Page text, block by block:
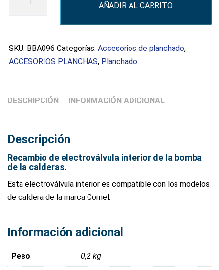
interior
Comel
cantidad
AÑADIR AL CARRITO
SKU: BBA096 Categorías: Accesorios de planchado,
ACCESORIOS PLANCHAS, Planchado
DESCRIPCIÓN INFORMACIÓN ADICIONAL
Descripción
Recambio de electroválvula interior de la bomba
de la calderas.
Esta electroválvula interior es compatible con los modelos
de caldera de la marca Comel.
Información adicional
Peso 0,2 kg